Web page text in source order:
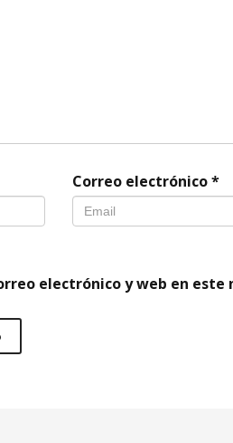
Correo electrónico*
electrónico y web en